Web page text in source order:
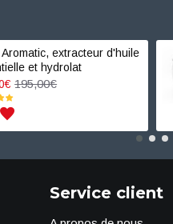
extracteur d'huile
et hydrolat
195,00€
Service client